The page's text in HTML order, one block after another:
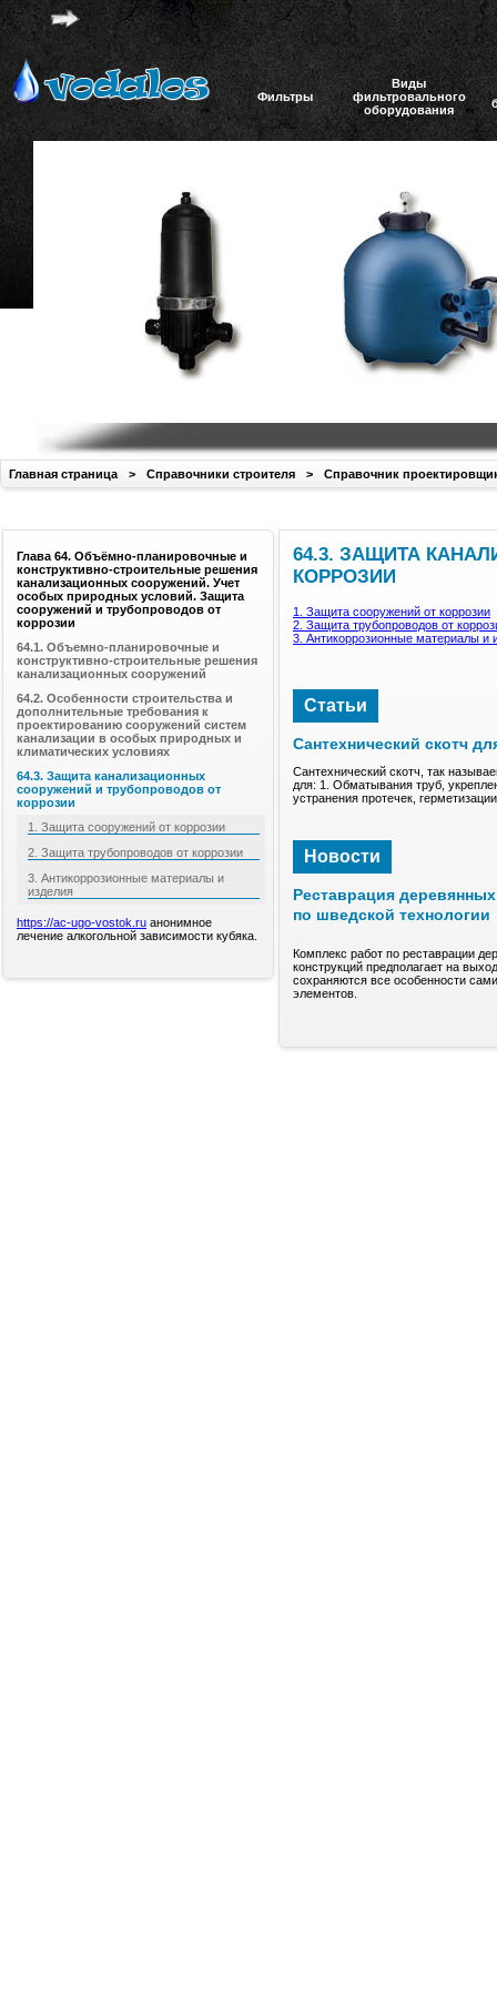
Фильтры
Виды
фильтровального
оборудования
Главная страница > Справочники строителя > Справочник
64.3. ЗАЩИТА
КОРРОЗИИ
1. Защита сооружений от коррозии
2. Защита трубопроводов от
3. Антикоррозионные материалы и
Статьи
Сантехнический скотч
Сантехнический скотч, так
для: 1. Обматывания труб,
устранения протечек,
Новости
Реставрация
по шведской технологии
Комплекс работ по реставрации
конструкций предполагает на
сохраняются все особенности
элементов.
Глава 64. Объёмно-планировочные и
конструктивно-строительные решения
канализационных сооружений. Учет
особых природных условий. Защита
сооружений и трубопроводов от
коррозии
64.1. Объемно-планировочные и
конструктивно-строительные решения
канализационных сооружений
64.2. Особенности строительства и
дополнительные требования к
проектированию сооружений систем
канализации в особых природных и
климатических условиях
64.3. Защита канализационных
сооружений и трубопроводов от
коррозии
1. Защита сооружений от коррозии
2. Защита трубопроводов от коррозии
3. Антикоррозионные материалы и
изделия
https://ac-ugo-vostok.ru анонимное
лечение алкогольной зависимости кубяка.